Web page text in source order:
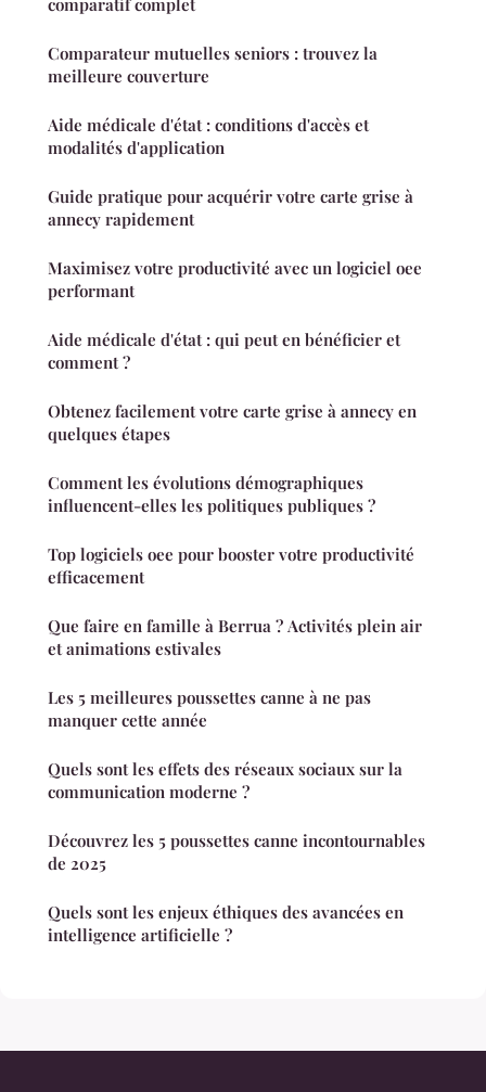
comparatif complet
Comparateur mutuelles seniors : trouvez la
meilleure couverture
Aide médicale d'état : conditions d'accès et
modalités d'application
Guide pratique pour acquérir votre carte grise à
annecy rapidement
Maximisez votre productivité avec un logiciel oee
performant
Aide médicale d'état : qui peut en bénéficier et
comment ?
Obtenez facilement votre carte grise à annecy en
quelques étapes
Comment les évolutions démographiques
influencent-elles les politiques publiques ?
Top logiciels oee pour booster votre productivité
efficacement
Que faire en famille à Berrua ? Activités plein air
et animations estivales
Les 5 meilleures poussettes canne à ne pas
manquer cette année
Quels sont les effets des réseaux sociaux sur la
communication moderne ?
Découvrez les 5 poussettes canne incontournables
de 2025
Quels sont les enjeux éthiques des avancées en
intelligence artificielle ?